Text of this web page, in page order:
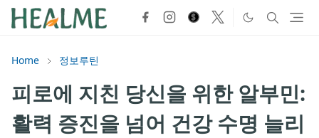
Home 정보루틴
피로에 지친 당신을 위한 알부민:
활력 증진을 넘어 건강 수명 늘리